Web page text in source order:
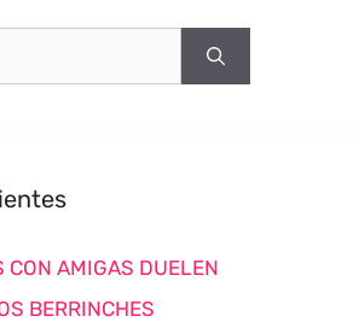
CON AMIGAS DUELEN
BERRINCHES